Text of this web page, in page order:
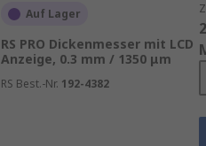
Auf Lager
RS PRO Dickenmesser mit LCD
Anzeige, 0.3 mm / 1350 μm
RS Best.-Nr. 192-4382